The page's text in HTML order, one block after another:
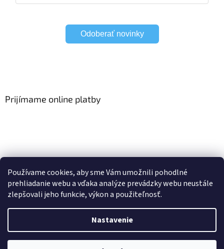
Používame cookies, aby sme Vám umožnili pohodlné
prehliadanie webu a vďaka analýze prevádzky webu neustále
zlepšovali jeho funkcie, výkon a použiteľnosť.
Nastavenie
Odoberať novinky
Prijímame online platby
Copyright 2026HomeSystem.sk. Všetky práva vyhradené.Upraviť